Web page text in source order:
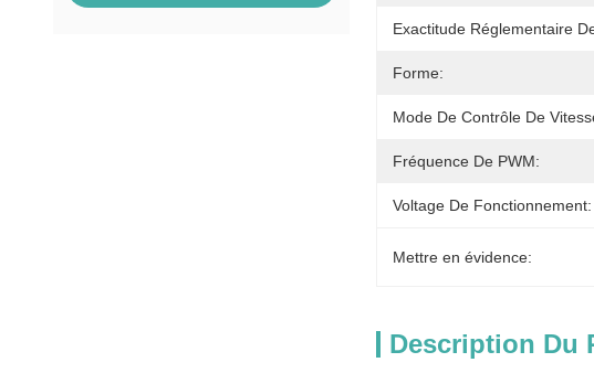
Exactitude Réglementaire
Forme:
Mode De Contrôle De
Fréquence De PWM:
Voltage De Fonctionnement:
Mettre en évidence:
Description Du